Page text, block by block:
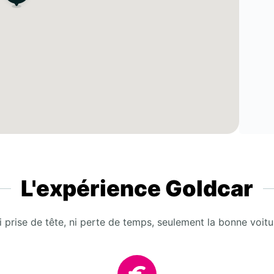
L'expérience Goldcar
prise de tête, ni perte de temps, seulement la bonne